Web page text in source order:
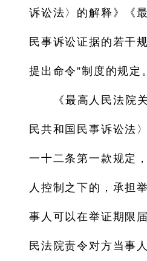
诉讼法〉的解释》《
民事诉讼证据的若干
提出命令”制度的规定。
《最高人民法院
民共和国民事诉讼法
一十二条第一款规定
人控制之下的，承担
事人可以在举证期限
民法院责令对方当事